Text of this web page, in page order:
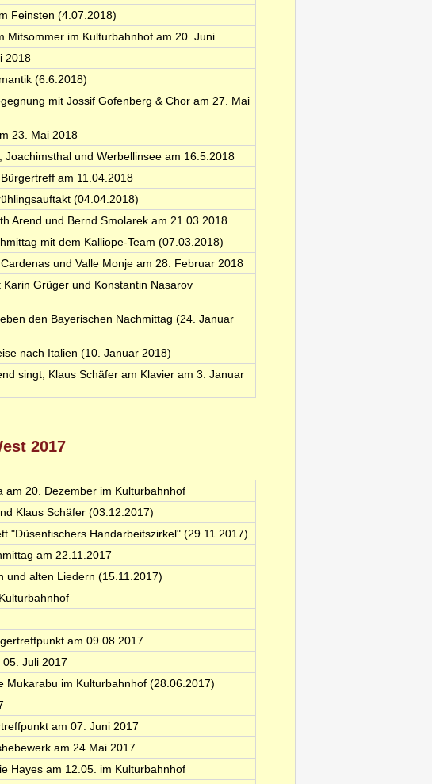
Feinsten (4.07.2018)
Mitsommer im Kulturbahnhof am 20. Juni
2018
(6.6.2018)
mit Jossif Gofenberg & Chor am 27. Mai
23. Mai 2018
und Werbellinsee am 16.5.2018
am 11.04.2018
(04.04.2018)
Arend und Bernd Smolarek am 21.03.2018
mit dem Kalliope-Team (07.03.2018)
und Valle Monje am 28. Februar 2018
Grüger und Konstantin Nasarov
den Bayerischen Nachmittag (24. Januar
nach Italien (10. Januar 2018)
singt, Klaus Schäfer am Klavier am 3. Januar
2017
am 20. Dezember im Kulturbahnhof
Klaus Schäfer (03.12.2017)
"Düsenfischers Handarbeitszirkel" (29.11.2017)
am 22.11.2017
und alten Liedern (15.11.2017)
am 09.08.2017
Juli 2017
Mukarabu im Kulturbahnhof (28.06.2017)
am 07. Juni 2017
am 24.Mai 2017
Hayes am 12.05. im Kulturbahnhof